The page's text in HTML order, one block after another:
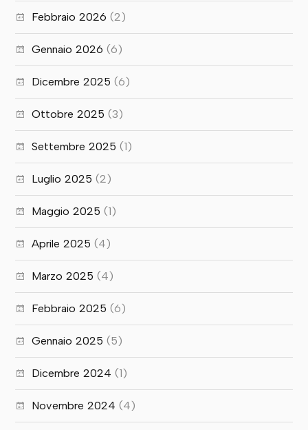
Febbraio 2026 (2)
Gennaio 2026 (6)
Dicembre 2025 (6)
Ottobre 2025 (3)
Settembre 2025 (1)
Luglio 2025 (2)
Maggio 2025 (1)
Aprile 2025 (4)
Marzo 2025 (4)
Febbraio 2025 (6)
Gennaio 2025 (5)
Dicembre 2024 (1)
Novembre 2024 (4)